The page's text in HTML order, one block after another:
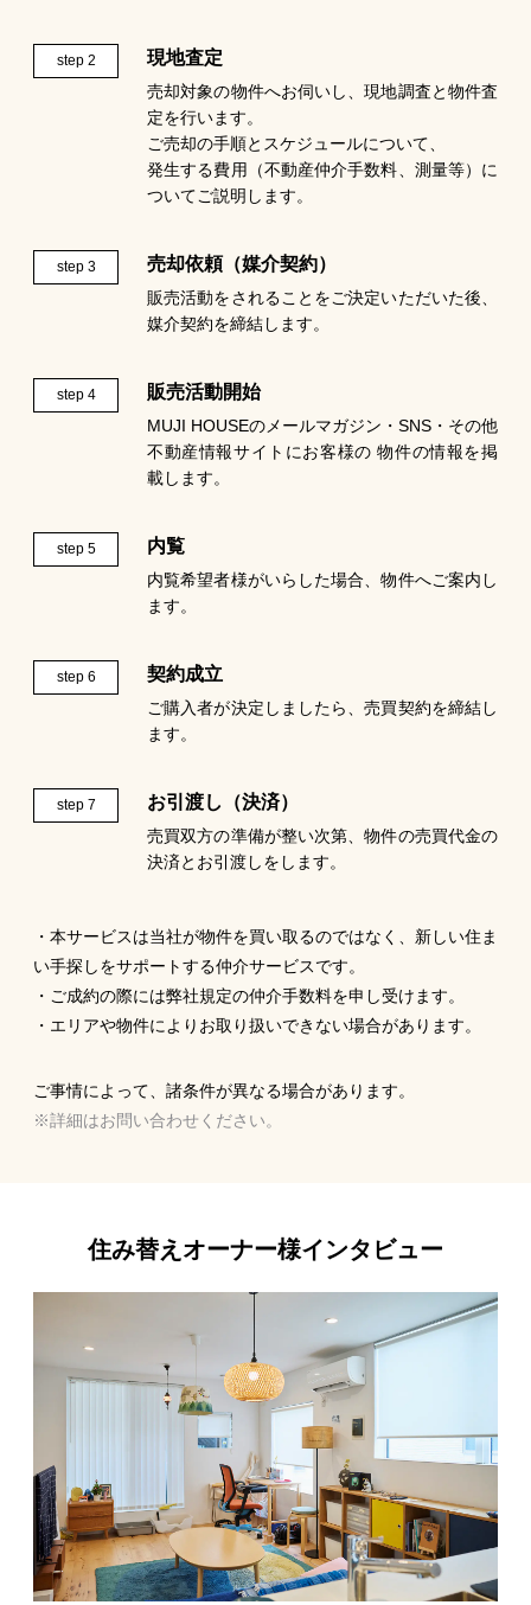
step 2 現地査定
売却対象の物件へお伺いし、現地調査と物件査
定を行います。
ご売却の手順とスケジュールについて、
発生する費用（不動産仲介手数料、測量等）に
ついてご説明します。
step 3 売却依頼（媒介契約）
販売活動をされることをご決定いただいた後、
媒介契約を締結します。
step 4 販売活動開始
MUJI HOUSEのメールマガジン・SNS・その他
不動産情報サイトにお客様の 物件の情報を掲
載します。
step 5 内覧
内覧希望者様がいらした場合、物件へご案内し
ます。
step 6 契約成立
ご購入者が決定しましたら、売買契約を締結し
ます。
step 7 お引渡し（決済）
売買双方の準備が整い次第、物件の売買代金の
決済とお引渡しをします。
・本サービスは当社が物件を買い取るのではなく、新しい住ま
い手探しをサポートする仲介サービスです。
・ご成約の際には弊社規定の仲介手数料を申し受けます。
・エリアや物件によりお取り扱いできない場合があります。
ご事情によって、諸条件が異なる場合があります。
※詳細はお問い合わせください。
住み替えオーナー様インタビュー